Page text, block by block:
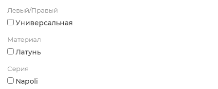
Левый/Правый
Универсальная
Материал
Латунь
Серия
Napoli